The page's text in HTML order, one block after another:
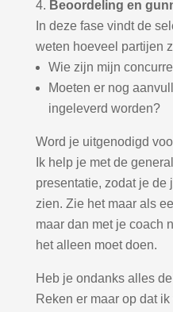
Beoordeling en
In deze fase vindt de
weten hoeveel partijen
Wie zijn mijn
Moeten er nog
ingeleverd worden?
Word je uitgenodigd
Ik help je met de
presentatie, zodat je de
zien. Zie het maar als
maar dan met je coach
het alleen moet doen.
Heb je ondanks alles
Reken er maar op dat